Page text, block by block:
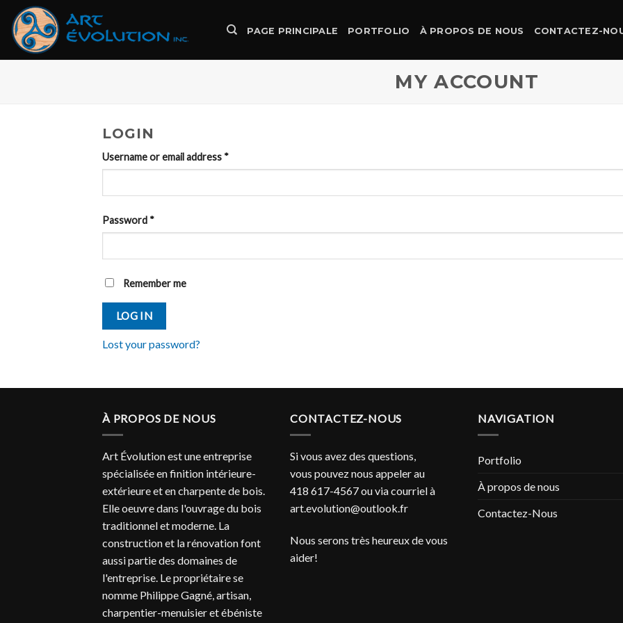
content
PAGE PRINCIPALE PORTFOLIO À PROPOS DE NOUS CONTACTEZ-
MY ACCOUNT
LOGIN
Username or email address *
Password *
Remember me
LOG IN
Lost your password?
À PROPOS DE NOUS
Art Évolution est une entreprise
spécialisée en finition intérieure-
extérieure et en charpente de bois.
Elle oeuvre dans l'ouvrage du bois
traditionnel et moderne. La
construction et la rénovation font
aussi partie des domaines de
l'entreprise. Le propriétaire se
nomme Philippe Gagné, artisan,
charpentier-menuisier et ébéniste
CONTACTEZ-NOUS
Si vous avez des questions,
vous pouvez nous appeler au
418 617-4567 ou via courriel à
art.evolution@outlook.fr
Nous serons très heureux de vous
aider!
NAVIGATION
Portfolio
À propos de nous
Contactez-Nous